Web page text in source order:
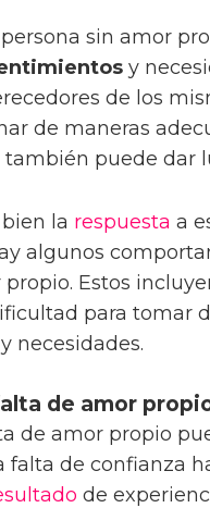
sin amor
y
de los
de maneras
puede dar
la respuesta a
algunos
Estos
para tomar
necesidades.
de amor
de amor propio
falta de confianza
de